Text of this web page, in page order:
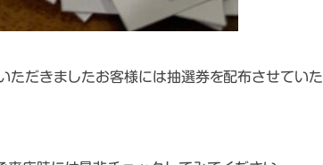
だきましたお客様には抽選券を配布させていた